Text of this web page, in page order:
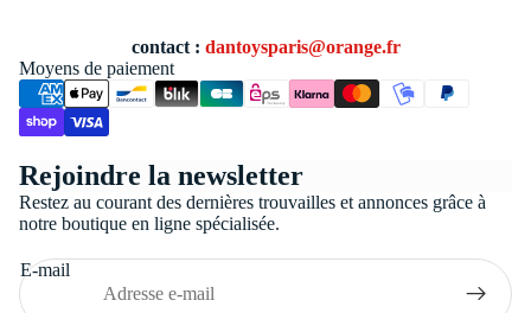
contact : dantoysparis@orange.fr
Moyens de paiement
Rejoindre la newsletter
Restez au courant des dernières trouvailles et annonces grâce à
notre boutique en ligne spécialisée.
E-mail
Conditions générales de vente
Coordonnées
Politique d’expédition